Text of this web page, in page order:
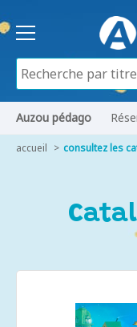
Auzou pédago
accueil consultez les